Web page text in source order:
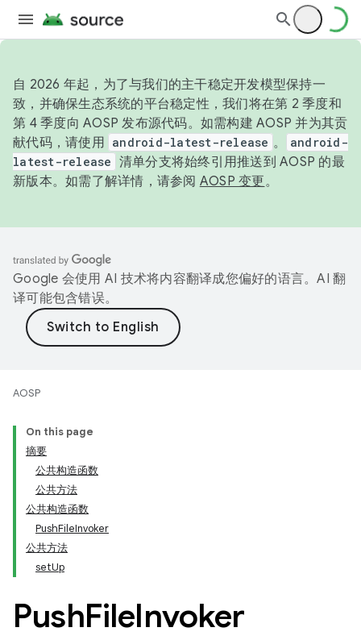
自 2026 年起，为了与我们的主干稳定开发模型保持一
致，并确保生态系统的平台稳定性，我们将在第 2 季度和
第 4 季度向 AOSP 发布源代码。如需构建 AOSP 并为其贡
献代码，请使用 android-latest-release 。
android-
latest-release 清单分支将始终引用推送到 AOSP 的最
新版本。如需了解详情，请参阅 AOSP 变更。
Google 会使用 AI 技术将内容翻译成您偏好的语言。AI 翻
译可能包含错误。
AOSP
On this page
摘要
公共构造函数
公共方法
公共构造函数
PushFileInvoker
公共方法
setUp
PushFileInvoker